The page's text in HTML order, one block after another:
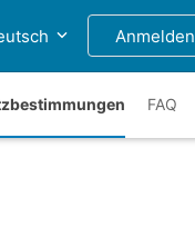
Anmelden
FAQ